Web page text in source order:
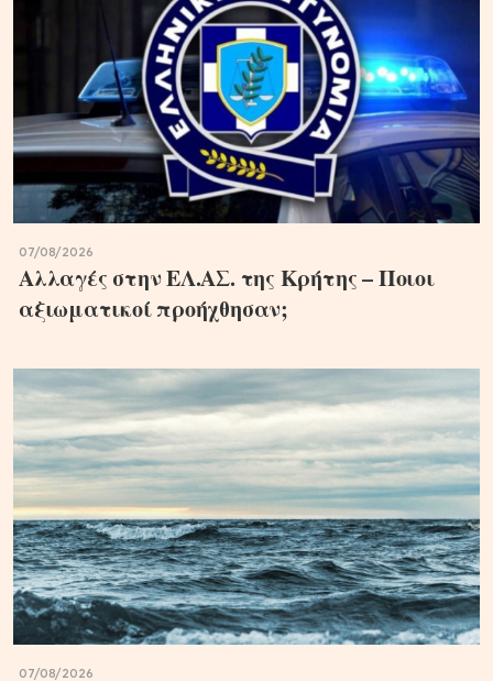
07/08/2026
Αλλαγές στην ΕΛ.ΑΣ. της Κρήτης – Ποιοι
αξιωματικοί προήχθησαν;
07/08/2026